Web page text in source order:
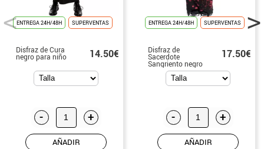
ENTREGA 24H/48H SUPERVENTAS
Disfraz de Cura
negro para niño 14.50€
- +
AÑADIR
ENTREGA 24H/48H SUPERVENTAS
Disfraz de
Sacerdote
Sangriento negro
con estola para
17.50€
- +
AÑADIR